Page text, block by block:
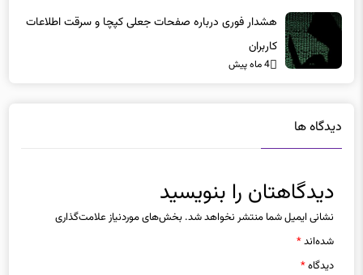
هشدار فوری درباره صفحات جعلی کپچا و سرقت اطلاعات
کاربران
4 ماه پیش
دیدگاه ها
دیدگاهتان را بنویسید
نشانی ایمیل شما منتشر نخواهد شد. بخش‌های موردنیاز علامت‌گذاری
شده‌اند*
دیدگاه*